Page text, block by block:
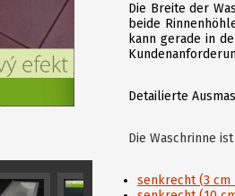
Die Breite der
beide
kann gerade in
Detailierte
Die Waschrinne
senkrecht (3 cm